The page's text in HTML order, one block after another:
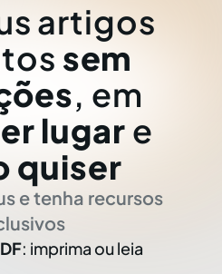
artigos
sem
, em
lugar e
quiser
e tenha recursos
: imprima ou leia